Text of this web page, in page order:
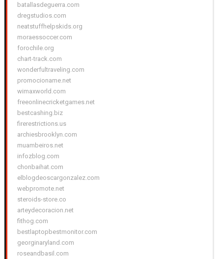
batallasdeguerra.com
dregstudios.com
neatstuffhelpskids.org
moraessoccer.com
forochile.org
chart-track.com
wonderfultraveling.com
promocioname.net
wimaxworld.com
freeonlinecricketgames.net
bestcashing.biz
firerestrictions.us
archiesbrooklyn.com
muambeiros.net
infozblog.com
chonbaihat.com
elblogdeoscargonzalez.com
webpromote.net
steroids-store.co
arteydecoracion.net
fithog.com
bestlaptopbestmonitor.com
georginaryland.com
roseandbasil.com